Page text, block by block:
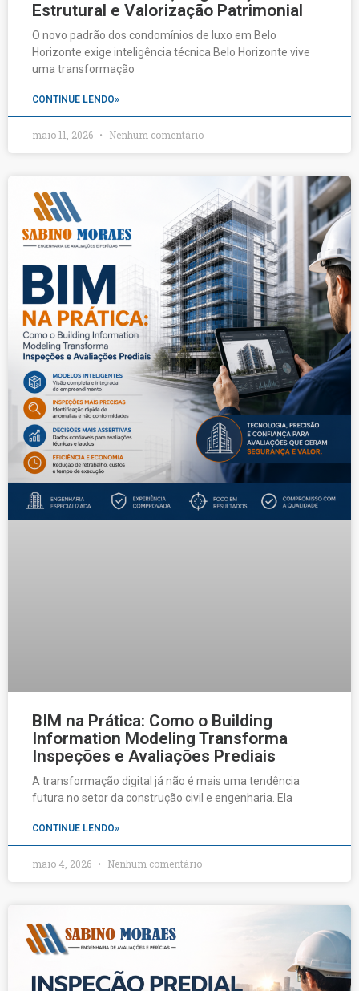
Estrutural e Valorização Patrimonial
O novo padrão dos condomínios de luxo em Belo
Horizonte exige inteligência técnica Belo Horizonte vive
uma transformação
CONTINUE LENDO»
maio 11, 2026 Nenhum comentário
BIM na Prática: Como o Building
Information Modeling Transforma
Inspeções e Avaliações Prediais
A transformação digital já não é mais uma tendência
futura no setor da construção civil e engenharia. Ela
CONTINUE LENDO»
maio 4, 2026 Nenhum comentário